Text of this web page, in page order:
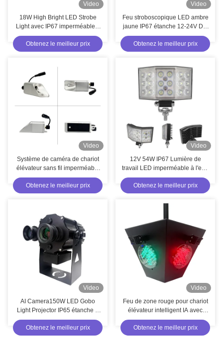
Video
18W High Bright LED Strobe
Light avec IP67 imperméable à
l'eau et PC Lens Materials pour
les camions et les véhicules
d'urgence
Obtenez le meilleur prix
Video
Feu stroboscopique LED ambre
jaune IP67 étanche 12-24V DC
pour avertissement d'urgence
sur camions
Obtenez le meilleur prix
Video
Système de caméra de chariot
élévateur sans fil imperméable
à l'eau de 7 pouces avec une
distance de transmission de 250
mètres pour la surveillance des
Obtenez le meilleur prix
Video
12V 54W IP67 Lumière de
travail LED imperméable à l'eau
pour camion tracteur avec
boîtier en aluminium coulé
Obtenez le meilleur prix
Video
AI Camera150W LED Gobo
Light Projector IP65 étanche à
l'eau avec flux lumineux de
12000lm pour les applications
de sécurité en extérieur
Obtenez le meilleur prix
Video
Feu de zone rouge pour chariot
élévateur intelligent IA avec
100-220v AC et construction en
alliage d'aluminium pour
véhicules industriels
Obtenez le meilleur prix